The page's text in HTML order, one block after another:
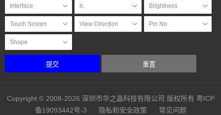
提交 重置
Copyright © 2008-2026 深圳市华之晶科技有限公司 版权所有 粤ICP
备19093442号-3
隐私和安全政策 常见问题